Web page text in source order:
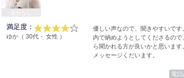
満足度：
ゆか（ 30代・ 女性 ）
優しい声なので、聞きやすいで
内で納めようとしてくださるの
ら聞かれる方が良いかと思いま
メッセージくだいます。
電